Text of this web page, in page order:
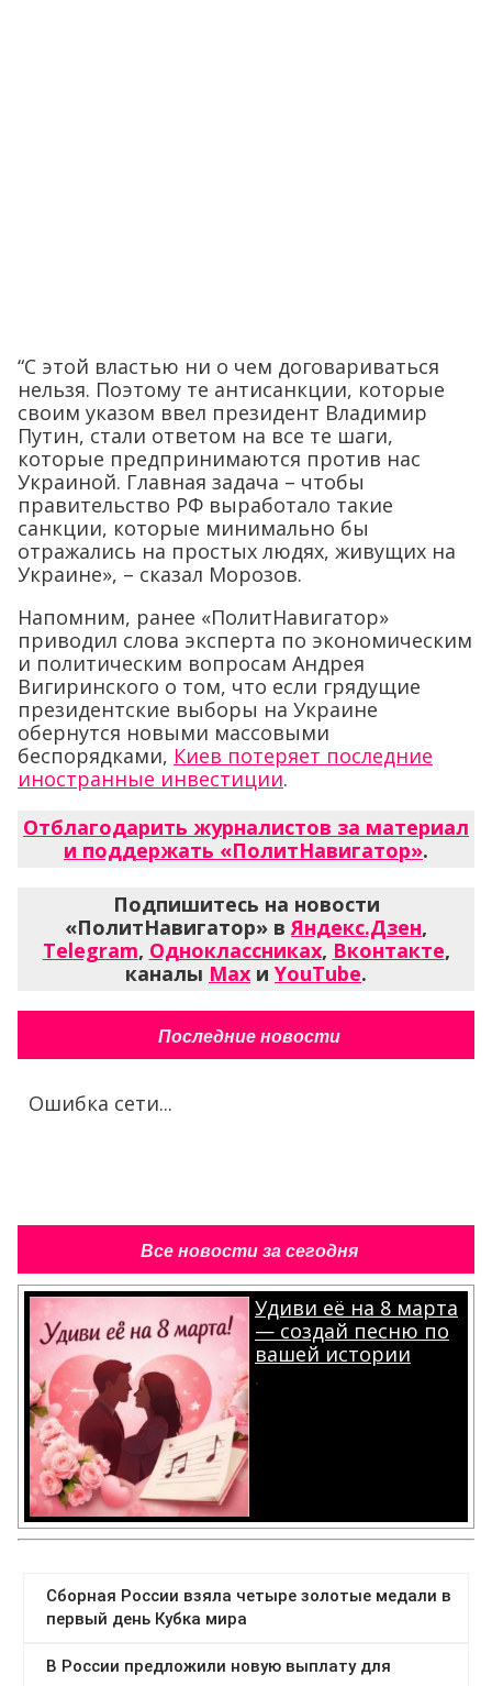
“С этой властью ни о чем договариваться
нельзя. Поэтому те антисанкции, которые
своим указом ввел президент Владимир
Путин, стали ответом на все те шаги,
которые предпринимаются против нас
Украиной. Главная задача – чтобы
правительство РФ выработало такие
санкции, которые минимально бы
отражались на простых людях, живущих на
Украине», – сказал Морозов.
Напомним, ранее «ПолитНавигатор»
приводил слова эксперта по экономическим
и политическим вопросам Андрея
Вигиринского о том, что если грядущие
президентские выборы на Украине
обернутся новыми массовыми
беспорядками, Киев потеряет последние
иностранные инвестиции.
Отблагодарить журналистов за материал
и поддержать «ПолитНавигатор».
Подпишитесь на новости
«ПолитНавигатор» вЯндекс.Дзен,
Telegram, Одноклассниках, Вконтакте,
каналы Max и YouTube.
Последние новости
Ошибка сети...
Все новости за сегодня
Удиви её на 8 марта
— создай песню по
вашей истории
.